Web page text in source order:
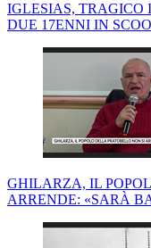
IGLESIAS, TRAGICO
DUE 17ENNI IN
GHILARZA, IL
ARRENDE: «SARÀ